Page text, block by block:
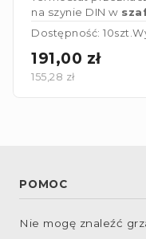
na szynie DIN w
Dostępność: 10szt.
191,00 zł
155,28 zł
POMOC
Nie mogę znaleźć